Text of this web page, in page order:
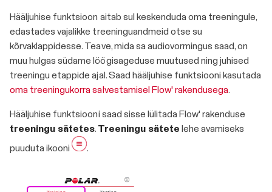
Hääljuhise funktsioon aitab sul keskenduda oma treeningule,
edastades vajalikke treeninguandmeid otse su
kõrvaklappidesse. Teave, mida sa audiovormingus saad, on
muu hulgas südame löögisageduse muutused ning juhised
treeningu etappide ajal. Saad hääljuhise funktsiooni kasutada
oma treeningukorra salvestamisel Flow' rakendusega.
Hääljuhise funktsiooni saad sisse lülitada Flow' rakenduse
treeningu sätetes. Treeningu sätete lehe avamiseks
puuduta ikooni
.